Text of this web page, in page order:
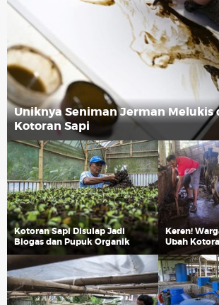
Uniknya Seniman Jerman Melukis
Kotoran Sapi
Kotoran Sapi Disulap Jadi
Biogas dan Pupuk Organik
Keren!
Ubah